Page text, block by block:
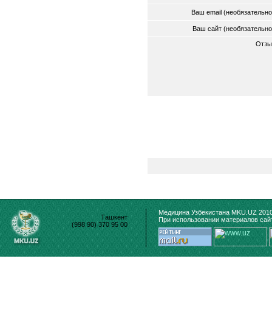
Ваш email
Ваш сайт
Ташкент
(998 90) 370 95 00
Медицина Узбекистана MKU.UZ
При использовании материалов